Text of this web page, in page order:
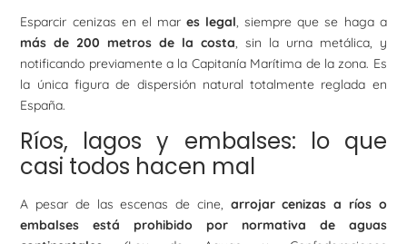
Esparcir cenizas en el mar es legal, siempre que se haga a
más de 200 metros de la costa, sin la urna metálica, y
notificando previamente a la Capitanía Marítima de la zona. Es
la única figura de dispersión natural totalmente reglada en
España.
Ríos, lagos y embalses: lo que
casi todos hacen mal
A pesar de las escenas de cine, arrojar cenizas a ríos o
embalses está prohibido por normativa de aguas